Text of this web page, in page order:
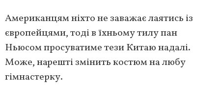
Американцям ніхто не заважає лаятись із
європейцями, тоді в їхньому тилу пан
Ньюсом просуватиме тези Китаю надалі.
Може, нарешті змінить костюм на любу
гімнастерку.